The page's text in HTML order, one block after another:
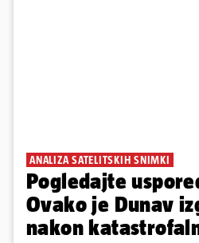
ANALIZA SATELITSKIH SNIMKI
Pogledajte
Ovako je Dunav
nakon